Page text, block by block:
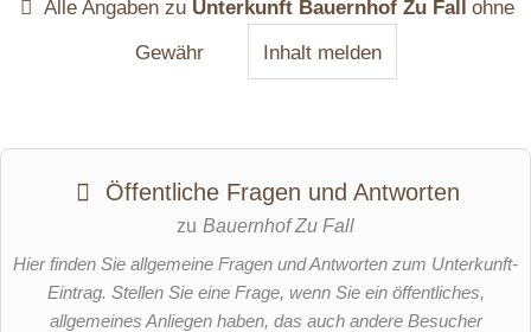
Alle Angaben zu Unterkunft Bauernhof Zu Fall
ohne
Gewähr
Inhalt melden
Öffentliche Fragen und Antworten
zu Bauernhof Zu Fall
Hier finden Sie allgemeine Fragen und Antworten zum Unterkunft-
Eintrag. Stellen Sie eine Frage, wenn Sie ein öffentliches,
allgemeines Anliegen haben, das auch andere Besucher